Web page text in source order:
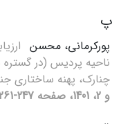
پ
پورکرمانی، محسن
ناحیه پردیس (در گستره
چنارک، پهنه ساختاری
و 2، 1401، صفحه 247-261]